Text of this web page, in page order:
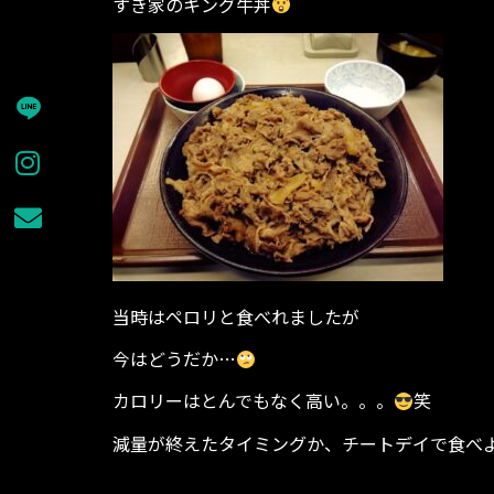
当時はペロリと食べれましたが
今はどうだか…
カロリーはとんでもなく高い。。。
笑
減量が終えたタイミングか、チートデイで食べ